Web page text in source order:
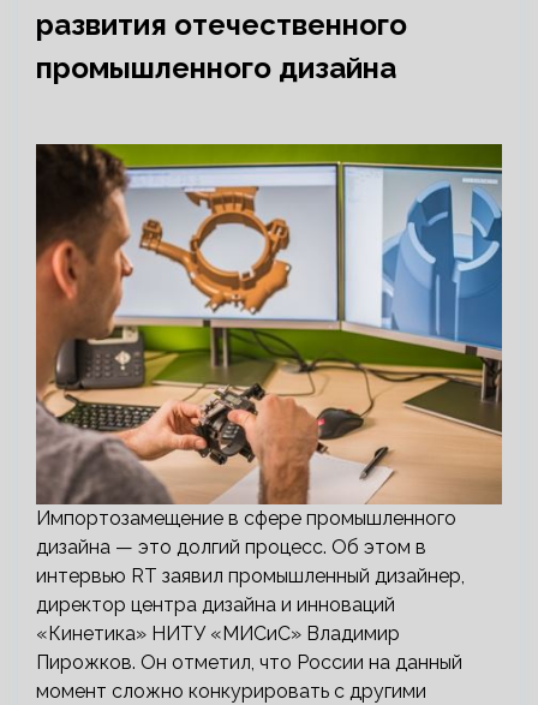
развития отечественного
промышленного дизайна
Импортозамещение в сфере промышленного
дизайна — это долгий процесс. Об этом в
интервью RT заявил промышленный дизайнер,
директор центра дизайна и инноваций
«Кинетика» НИТУ «МИСиС» Владимир
Пирожков. Он отметил, что России на данный
момент сложно конкурировать с другими